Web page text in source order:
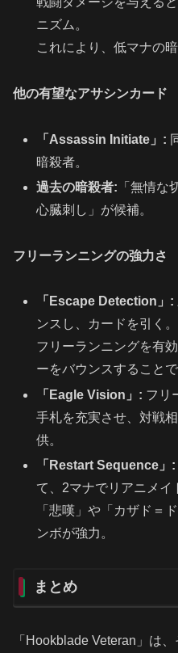
ニズム。
これにより、低マナの
他の有望なアサシンカード
「Assassin Initiate」:
暗殺者。
過去の暗殺者: 「無情な
心臓刺し」が候補。
フリーランニングの強力さ
「Escape Detection」:
ンスし、カードを引く。
フリーランニングを有
ーをバウンスすること
「Eagle Vision」: フリ
手札を充実させ、対戦
供。
「Restart Sequence」:
て、2マナでリアニメイ
「悲嘆」や「カザド＝
ンボが強力。
まとめ
「Hookblade Veteran」は